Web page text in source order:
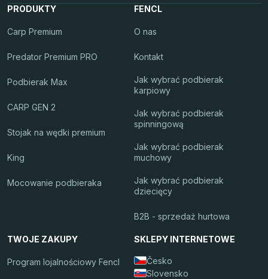
PRODUKTY
Carp Premium
Predator Premium PRO
Podbierak Max
CARP GEN 2
Stojak na wędki premium
King
Mocowanie podbieraka
FENCL
O nas
Kontakt
Jak wybrać podbierak
karpiowy
Jak wybrać podbierak
spinningową
Jak wybrać podbierak
muchowy
Jak wybrać podbierak
dziecięcy
B2B - sprzedaż hurtowa
TWOJE ZAKUPY
Program lojalnościowy Fencl
SKLEPY INTERNETOWE
Česko
Slovensko